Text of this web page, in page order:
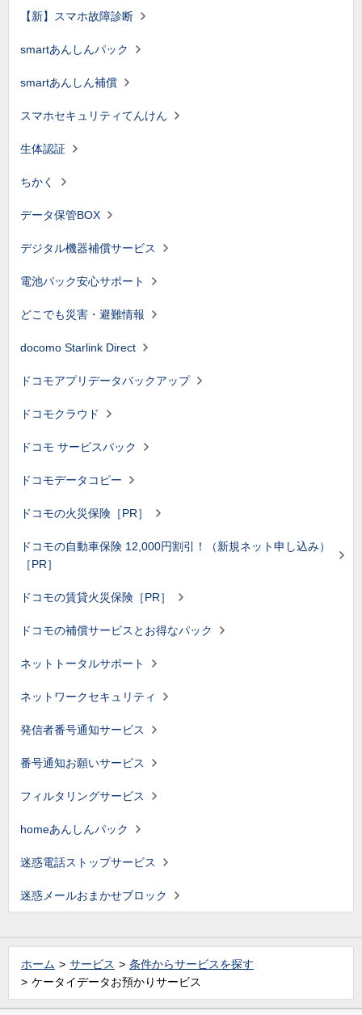
【新】スマホ故障診断
smartあんしんパック
smartあんしん補償
スマホセキュリティてんけん
生体認証
ちかく
データ保管BOX
デジタル機器補償サービス
電池パック安心サポート
どこでも災害・避難情報
docomo Starlink Direct
ドコモアプリデータバックアップ
ドコモクラウド
ドコモ サービスパック
ドコモデータコピー
ドコモの火災保険［PR］
ドコモの自動車保険 12,000円割引！（新規ネット申し込み）
［PR］
ドコモの賃貸火災保険［PR］
ドコモの補償サービスとお得なパック
ネットトータルサポート
ネットワークセキュリティ
発信者番号通知サービス
番号通知お願いサービス
フィルタリングサービス
homeあんしんパック
迷惑電話ストップサービス
迷惑メールおまかせブロック
ホーム サービス
条件からサービスを探す
ケータイデータお預かりサービス